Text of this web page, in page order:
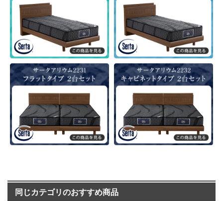
同じカテゴリのおすすめ商品